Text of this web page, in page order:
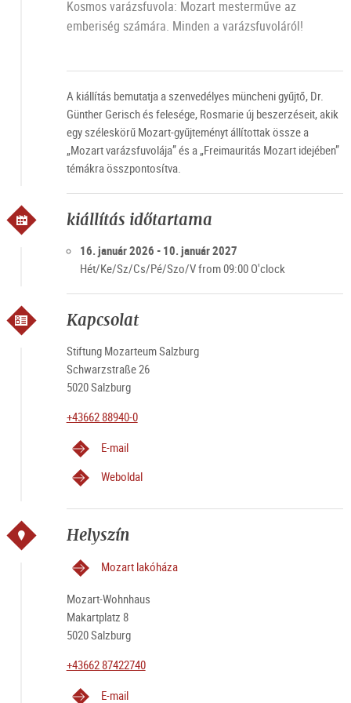
Kosmos varázsfuvola: Mozart mesterműve az
emberiség számára. Minden a varázsfuvoláról!
A kiállítás bemutatja a szenvedélyes müncheni gyűjtő, Dr.
Günther Gerisch és felesége, Rosmarie új beszerzéseit, akik
egy széleskörű Mozart-gyűjteményt állítottak össze a
„Mozart varázsfuvolája” és a „Freimauritás Mozart idejében”
témákra összpontosítva.
kiállítás időtartama
16. január 2026 - 10. január 2027
Hét/Ke/Sz/Cs/Pé/Szo/V from 09:00 O'clock
Kapcsolat
Stiftung Mozarteum Salzburg
Schwarzstraße 26
5020 Salzburg
+43662 88940-0
E-mail
Weboldal
Helyszín
Mozart lakóháza
Mozart-Wohnhaus
Makartplatz 8
5020 Salzburg
+43662 87422740
E-mail